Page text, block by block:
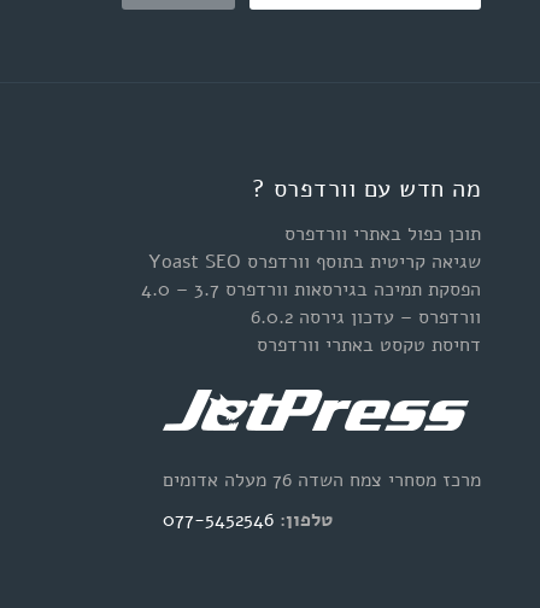
מה חדש עם וורדפרס ?
תוכן כפול באתרי וורדפרס
שגיאה קריטית בתוסף וורדפרס Yoast SEO
הפסקת תמיכה בגירסאות וורדפרס 3.7 – 4.0
וורדפרס – עדכון גירסה 6.0.2
דחיסת טקסט באתרי וורדפרס
מרכז מסחרי צמח השדה 76 מעלה אדומים
טלפון: 077-5452546